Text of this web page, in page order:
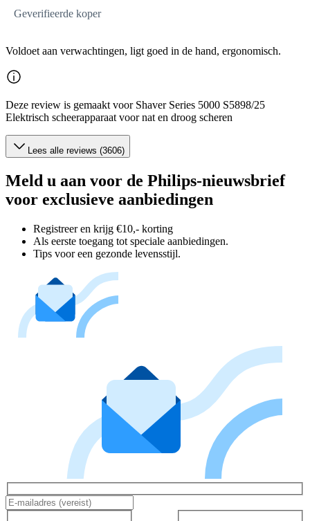
Geverifieerde koper
Voldoet aan verwachtingen, ligt goed in de hand, ergonomisch.
Deze review is gemaakt voor Shaver Series 5000 S5898/25
Elektrisch scheerapparaat voor nat en droog scheren
Lees alle reviews (3606)
Meld u aan voor de Philips-nieuwsbrief
voor exclusieve aanbiedingen
Registreer en krijg €10,- korting
Als eerste toegang tot speciale aanbiedingen.
Tips voor een gezonde levensstijl.